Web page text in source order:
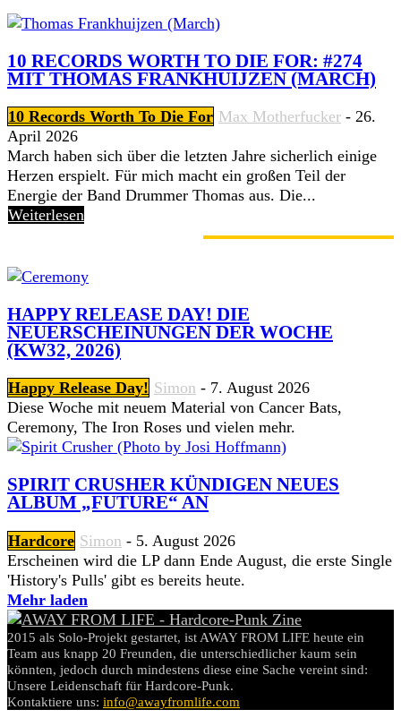
10 RECORDS WORTH TO DIE FOR: #274
MIT THOMAS FRANKHUIJZEN (MARCH)
10 Records Worth To Die For Max Motherfucker - 26.
April 2026
March haben sich über die letzten Jahre sicherlich einige
Herzen erspielt. Für mich macht ein großen Teil der
Energie der Band Drummer Thomas aus. Die...
Weiterlesen
HAPPY RELEASE DAY! DIE
NEUERSCHEINUNGEN DER WOCHE
(KW32, 2026)
Happy Release Day! Simon - 7. August 2026
Diese Woche mit neuem Material von Cancer Bats,
Ceremony, The Iron Roses und vielen mehr.
SPIRIT CRUSHER KÜNDIGEN NEUES
ALBUM „FUTURE“ AN
Hardcore Simon - 5. August 2026
Erscheinen wird die LP dann Ende August, die erste Single
'History's Pulls' gibt es bereits heute.
Mehr laden
2015 als Solo-Projekt gestartet, ist AWAY FROM LIFE heute ein
Team aus knapp 20 Freunden, die unterschiedlicher kaum sein
könnten, jedoch durch mindestens diese eine Sache vereint sind:
Unsere Leidenschaft für Hardcore-Punk.
Kontaktiere uns: info@awayfromlife.com